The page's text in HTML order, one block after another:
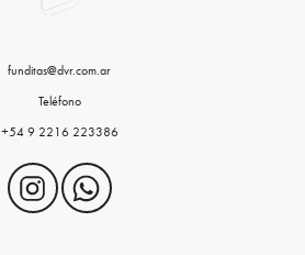
funditas@dvr.com.ar
Teléfono
+54 9 2216 223386